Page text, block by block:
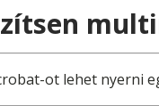
ot lehet nyerni